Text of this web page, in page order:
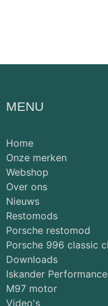
MENU
Home
Onze merken
Webshop
Over ons
Nieuws
Restomods
Porsche restomod
Porsche 996 classic
Downloads
Iskander
M97 motor
Video's